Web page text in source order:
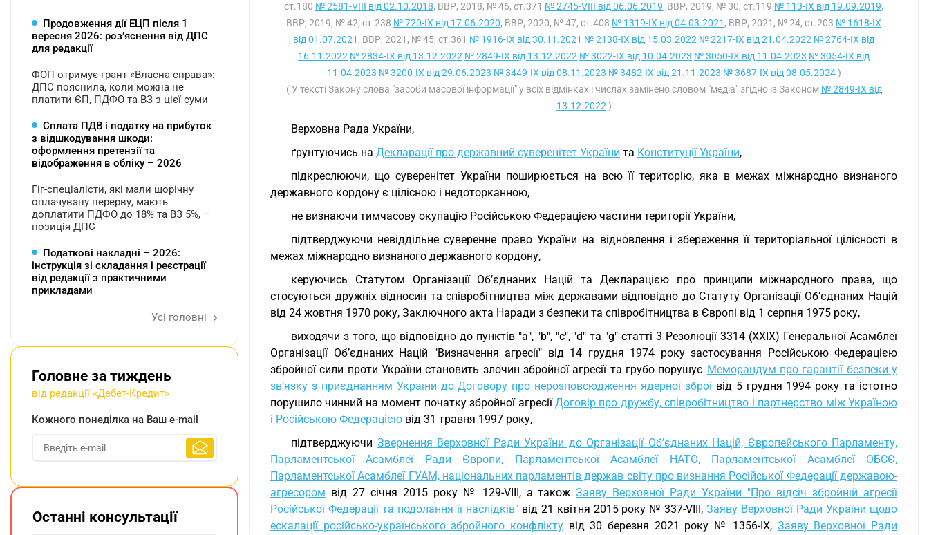
ст.180 № 2581-VIII від 02.10.2018, ВВР, 2018, № 46, ст.371 № 2745-VIII від 06.06.2019, ВВР, 2019, № 30, ст.119 № 113-IX від 19.09.2019,
ВВР, 2019, № 42, ст.238 № 720-IX від 17.06.2020, ВВР, 2020, № 47, ст.408 № 1319-IX від 04.03.2021 , ВВР, 2021, № 24, ст.203 № 1618-IX
від 01.07.2021 , ВВР, 2021, № 45, ст.361 № 1916-IX від 30.11.2021 № 2138-IX від 15.03.2022 № 2217-IX від 21.04.2022 № 2764-IX від
16.11.2022 № 2834-IX від 13.12.2022 № 2849-IX від 13.12.2022 № 3022-IX від 10.04.2023 № 3050-IX від 11.04.2023 № 3054-IX від
11.04.2023 № 3200-IX від 29.06.2023 № 3449-IX від 08.11.2023 № 3482-IX від 21.11.2023 № 3687-IX від 08.05.2024)
( У тексті Закону слова "засоби масової інформації" у всіх відмінках і числах замінено словом "медіа" згідно із Законом № 2849-IX від
13.12.2022 )
Верховна Рада України,
ґрунтуючись на Декларації про державний суверенітет України та Конституції України,
підкреслюючи, що суверенітет України поширюється на всю її територію, яка в межах міжнародно визнаного
державного кордону є цілісною і недоторканною,
не визнаючи тимчасову окупацію Російською Федерацією частини території України,
підтверджуючи невіддільне суверенне право України на відновлення і збереження її територіальної цілісності в
межах міжнародно визнаного державного кордону,
керуючись Статутом Організації Об’єднаних Націй та Декларацією про принципи міжнародного права, що
стосуються дружніх відносин та співробітництва між державами відповідно до Статуту Організації Об’єднаних Націй
від 24 жовтня 1970 року, Заключного акта Наради з безпеки та співробітництва в Європі від 1 серпня 1975 року,
виходячи з того, що відповідно до пунктів "а", "b", "c", "d" та "g" статті 3 Резолюції 3314 (XXIX) Генеральної Асамблеї
Організації Об’єднаних Націй "Визначення агресії" від 14 грудня 1974 року застосування Російською Федерацією
збройної сили проти України становить злочин збройної агресії та грубо порушує Меморандум про гарантії безпеки у
зв’язку з приєднанням України до Договору про нерозповсюдження ядерної зброївід 5 грудня 1994 року та істотно
порушило чинний на момент початку збройної агресіїДоговір про дружбу, співробітництво і партнерство між Україною
і Російською Федерацією від 31 травня 1997 року,
підтверджуючи Звернення Верховної Ради України до Організації Об’єднаних Націй, Європейського Парламенту,
Парламентської Асамблеї Ради Європи, Парламентської Асамблеї НАТО, Парламентської Асамблеї ОБСЄ,
Парламентської Асамблеї ГУАМ, національних парламентів держав світу про визнання Російської Федерації державою-
агресором від 27 січня 2015 року № 129-VIII, а такожЗаяву Верховної Ради України "Про відсіч збройній агресії
Російської Федерації та подолання її наслідків"від 21 квітня 2015 року № 337-VIII,Заяву Верховної Ради України щодо
ескалації російсько-українського збройного конфліктувід 30 березня 2021 року № 1356-IX, Заяву Верховної Ради
Продовження дії ЕЦП після 1
вересня 2026: розʼяснення від ДПС
для редакції
ФОП отримує грант «Власна справа»:
ДПС пояснила, коли можна не
платити ЄП, ПДФО та ВЗ з цієї суми
Сплата ПДВ і податку на прибуток
з відшкодування шкоди:
оформлення претензії та
відображення в обліку – 2026
Гіг-спеціалісти, які мали щорічну
оплачувану перерву, мають
доплатити ПДФО до 18% та ВЗ 5%, –
позиція ДПС
Податкові накладні – 2026:
інструкція зі складання і реєстрації
від редакції з практичними
прикладами
Усі головні
Головне за тиждень
від редакції «Дебет-Кредит»
Кожного понеділка на Ваш e-mail
Останні консультації